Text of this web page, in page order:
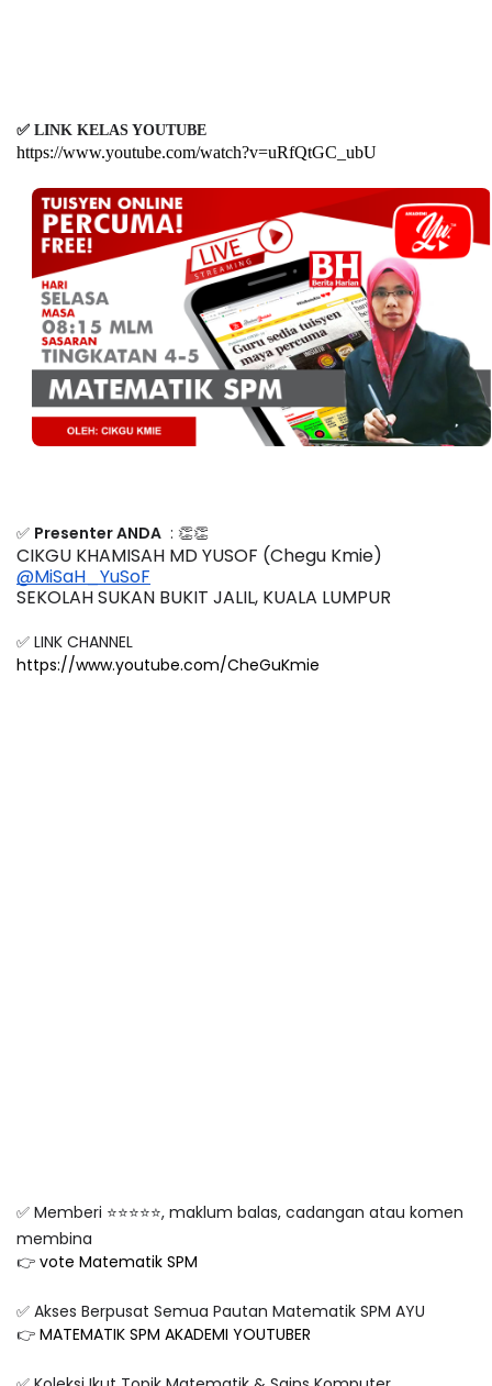
✅ LINK KELAS YOUTUBE
https://www.youtube.com/watch?v=uRfQtGC_ubU
✅ Presenter ANDA : 👏👏
CIKGU KHAMISAH MD YUSOF (Chegu Kmie)
@MiSaH_YuSoF
SEKOLAH SUKAN BUKIT JALIL, KUALA LUMPUR
✅ LINK CHANNEL
https://www.youtube.com/CheGuKmie
✅ Memberi ⭐️⭐️⭐️⭐️⭐️, maklum balas, cadangan atau komen
membina
👉 vote Matematik SPM
✅ Akses Berpusat Semua Pautan Matematik SPM AYU
👉 MATEMATIK SPM AKADEMI YOUTUBER